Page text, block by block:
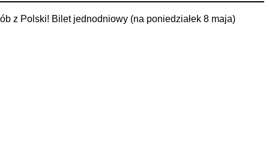
z Polski! Bilet jednodniowy (na poniedziałek 8 maja)